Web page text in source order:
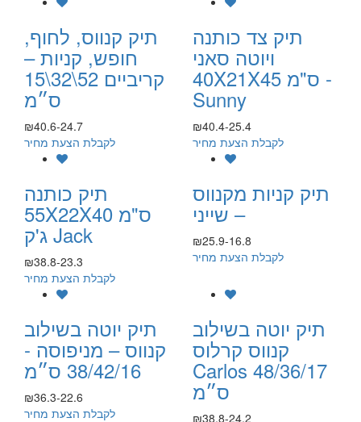
תיק צד כותנה
ויוטה סאני
40X21X45 ס"מ -
Sunny
₪40.4-25.4
לקבלת הצעת מחיר
תיק קנווס, לחוף,
חופש, קניות –
קריביים 52\32\15
ס״מ
₪40.6-24.7
לקבלת הצעת מחיר
תיק קניות מקנווס
– שייני
₪25.9-16.8
לקבלת הצעת מחיר
תיק כותנה
55X22X40 ס"מ
ג'ק Jack
₪38.8-23.3
לקבלת הצעת מחיר
תיק יוטה בשילוב
קנווס קרלוס
Carlos 48/36/17
ס״מ
₪38.8-24.2
תיק יוטה בשילוב
קנווס – מניפוסה -
38/42/16 ס״מ
₪36.3-22.6
לקבלת הצעת מחיר